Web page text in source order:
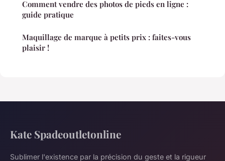
Comment vendre des photos de pieds en ligne :
guide pratique
Maquillage de marque à petits prix : faites-vous
plaisir !
Kate Spadeoutletonline
Sublimer l'existence par la précision du geste et la rigueur